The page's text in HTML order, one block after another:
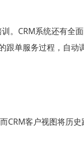
。CRM系统还有全
单服务过程，自动
CRM客户视图将历